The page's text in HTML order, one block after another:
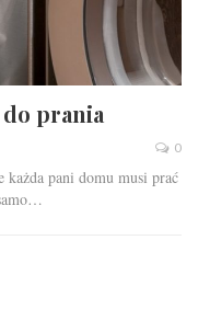
prania
0
pani domu musi prać
…